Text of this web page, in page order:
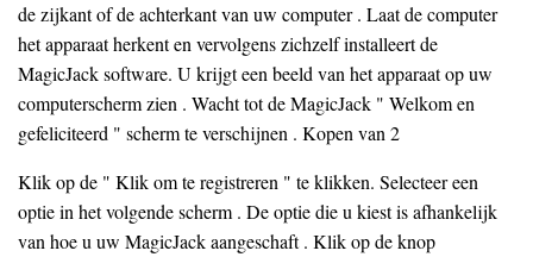
de zijkant of de achterkant van uw computer . Laat de computer
het apparaat herkent en vervolgens zichzelf installeert de
MagicJack software. U krijgt een beeld van het apparaat op uw
computerscherm zien . Wacht tot de MagicJack " Welkom en
gefeliciteerd " scherm te verschijnen . Kopen van 2
Klik op de " Klik om te registreren " te klikken. Selecteer een
optie in het volgende scherm . De optie die u kiest is afhankelijk
van hoe u uw MagicJack aangeschaft . Klik op de knop